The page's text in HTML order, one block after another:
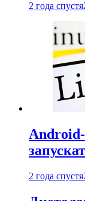
2 года спустя
2 года спустя